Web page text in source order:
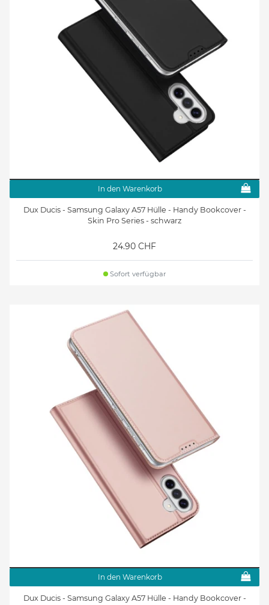
In den Warenkorb
Dux Ducis - Samsung Galaxy A57 Hülle - Handy Bookcover -
Skin Pro Series - schwarz
24.90 CHF
Sofort verfügbar
In den Warenkorb
Dux Ducis - Samsung Galaxy A57 Hülle - Handy Bookcover -